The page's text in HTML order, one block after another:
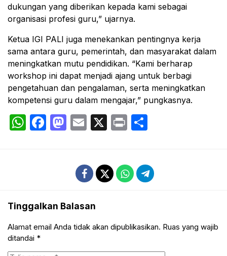
dukungan yang diberikan kepada kami sebagai
organisasi profesi guru,” ujarnya.
Ketua IGI PALI juga menekankan pentingnya kerja
sama antara guru, pemerintah, dan masyarakat dalam
meningkatkan mutu pendidikan. “Kami berharap
workshop ini dapat menjadi ajang untuk berbagi
pengetahuan dan pengalaman, serta meningkatkan
kompetensi guru dalam mengajar,” pungkasnya.
WhatsApp
Facebook
Mastodon
Email
X Print
Tinggalkan Balasan
Alamat email Anda tidak akan dipublikasikan. Ruas yang wajib
ditandai *